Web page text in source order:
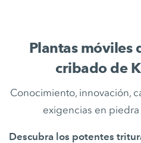
Plantas móviles
cribado de
Conocimiento, innovación,
exigencias en
Descubra los potentes